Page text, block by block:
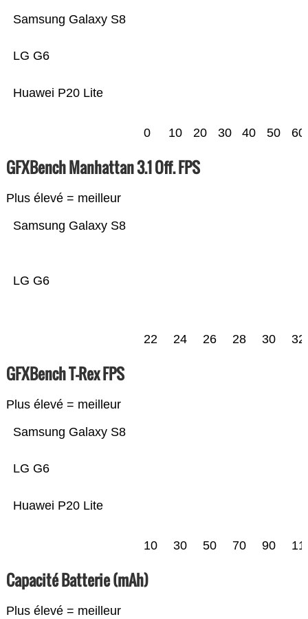
Huawei P20 Lite
LG G6
Samsung Galaxy S8
0 10 20 30 40 50 60
GFXBench Manhattan 3.1 Off. FPS
Plus élevé = meilleur
LG G6
Samsung Galaxy S8
22 24 26 28 30 32
GFXBench T-Rex FPS
Plus élevé = meilleur
Huawei P20 Lite
LG G6
Samsung Galaxy S8
10 30 50 70 90
Capacité Batterie (mAh)
Plus élevé = meilleur